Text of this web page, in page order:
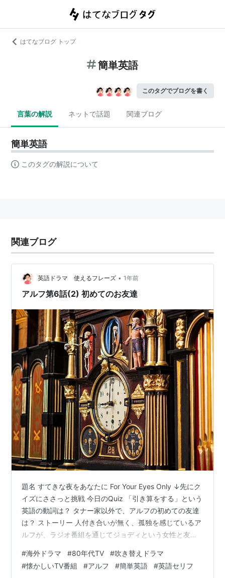
はてなブログ トップ
簡単英語
このタグでブログを書く
言葉の解説 ネットで話題 関連ブログ
簡単英語
このタグの解説について
関連ブログ
英語ドラマ 使えるフレーズ • 1年前
アルフ第6話(2) 初めてのお友達
題名 すてきな夜をあなたに For Your Eyes Only ↓先にク
イズにささっと挑戦 今日のQuiz 「引き算をする」という
英語の動詞は？ タナー家以外で、アルフの初めての友達
は？ ストーリー 人付き合いが無く、孤独を感じているア
ルフが、ラジオ番組を通じてジョディという女性と友達
いたいけどエイリアンの身では無理…。リンがこっそり
助け舟を出します。 登場人物 アルフ・・・メルマック星
#海外ドラマ #80年代TV #吹き替えドラマ
#懐かしいTV番組 #アルフ #簡単英語 #英語セリフ